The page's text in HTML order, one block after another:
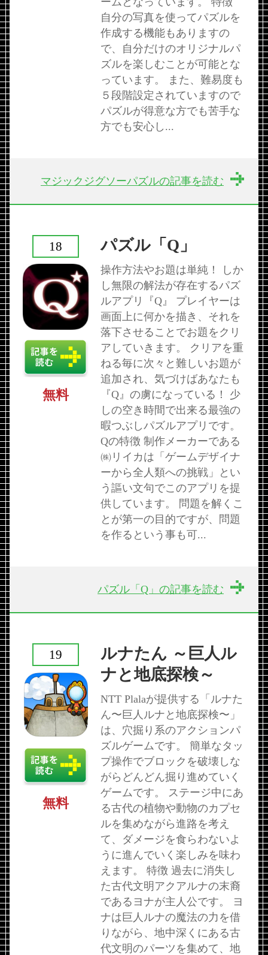
自分の写真を使ってパズルを
作成する機能もありますの
で、自分だけのオリジナルパ
ズルを楽しむことが可能とな
っています。 また、難易度も
５段階設定されていますので
パズルが得意な方でも苦手な
方でも安心し...
マジックジグソーパズルの記事を読む
パズル「Q」
操作方法やお題は単純！ しか
し無限の解法が存在するパズ
ルアプリ『Q』 プレイヤーは
画面上に何かを描き、それを
落下させることでお題をクリ
アしていきます。 クリアを重
ねる毎に次々と難しいお題が
追加され、気づけばあなたも
『Q』の虜になっている！ 少
しの空き時間で出来る最強の
暇つぶしパズルアプリです。
Qの特徴 制作メーカーである
㈱リイカは「ゲームデザイナ
ーから全人類への挑戦」とい
う謳い文句でこのアプリを提
供しています。 問題を解くこ
とが第一の目的ですが、問題
を作るという事も可...
18
無料
パズル「Q」の記事を読む
ルナたん ～巨人ル
ナと地底探検～
NTT Plalaが提供する「ルナた
ん〜巨人ルナと地底探検〜」
は、穴掘り系のアクションパ
ズルゲームです。 簡単なタッ
プ操作でブロックを破壊しな
がらどんどん掘り進めていく
ゲームです。 ステージ中にあ
る古代の植物や動物のカプセ
ルを集めながら進路を考え
て、ダメージを食らわないよ
うに進んでいく楽しみを味わ
えます。 特徴 過去に消失し
た古代文明アクアルナの末裔
であるヨナが主人公です。 ヨ
ナは巨人ルナの魔法の力を借
りながら、地中深くにある古
代文明のパーツを集めて、地
19
無料